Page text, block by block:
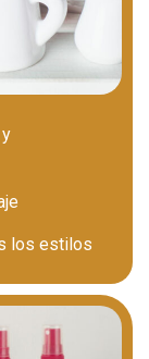
los estilos